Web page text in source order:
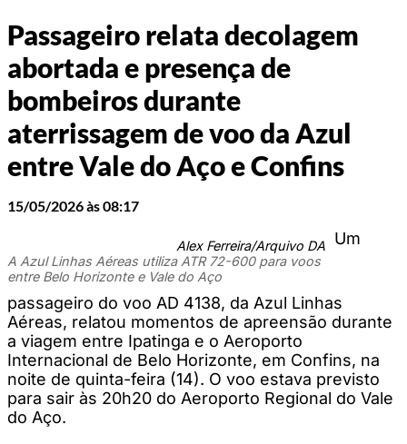
Passageiro relata decolagem
abortada e presença de
bombeiros durante
aterrissagem de voo da Azul
entre Vale do Aço e Confins
15/05/2026 às 08:17
Alex Ferreira/Arquivo DA
A Azul Linhas Aéreas utiliza ATR 72-600 para voos
entre Belo Horizonte e Vale do Aço
Um
passageiro do voo AD 4138, da Azul Linhas
Aéreas, relatou momentos de apreensão durante
a viagem entre Ipatinga e o Aeroporto
Internacional de Belo Horizonte, em Confins, na
noite de quinta-feira (14). O voo estava previsto
para sair às 20h20 do Aeroporto Regional do Vale
do Aço.